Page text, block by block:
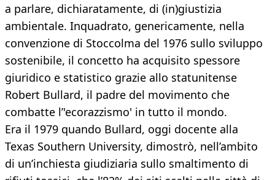
a parlare, dichiaratamente, di (in)giustizia
ambientale. Inquadrato, genericamente, nella
convenzione di Stoccolma del 1976 sullo sviluppo
sostenibile, il concetto ha acquisito spessore
giuridico e statistico grazie allo statunitense
Robert Bullard, il padre del movimento che
combatte l’'ecorazzismo' in tutto il mondo.
Era il 1979 quando Bullard, oggi docente alla
Texas Southern University, dimostrò, nell’ambito
di un’inchiesta giudiziaria sullo smaltimento di